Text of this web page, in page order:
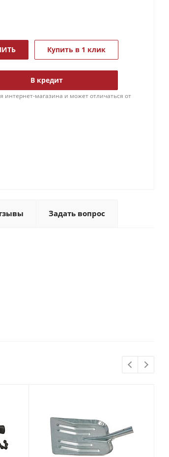
Купить в 1 клик
В кредит
интернет-магазина и может отличаться от
Задать вопрос